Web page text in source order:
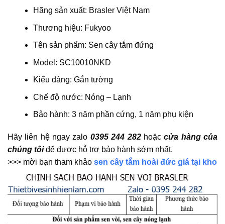
Hãng sản xuất: Brasler Việt Nam
Thương hiệu: Fukyoo
Tên sản phẩm: Sen cây tắm đứng
Model: SC10010NKD
Kiểu dáng: Gắn tường
Chế độ nước: Nóng – Lạnh
Bảo hành: 3 năm phần cứng, 1 năm phụ kiện
Hãy liên hệ ngay zalo 0395 244 282hoặccửa hàng của
chúng tôiđể được hỗ trợ bảo hành sớm nhất.
>>> mời bạn tham khảo sen cây tắm hoài đức giá tại kho